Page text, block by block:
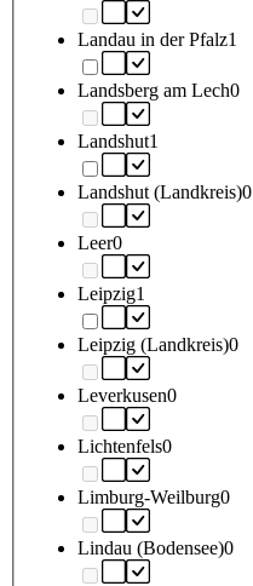
Landau in der Pfalz1
Landsberg am Lech0
Landshut1
Landshut (Landkreis)0
Leer0
Leipzig1
Leipzig (Landkreis)0
Leverkusen0
Lichtenfels0
Limburg-Weilburg0
Lindau (Bodensee)0